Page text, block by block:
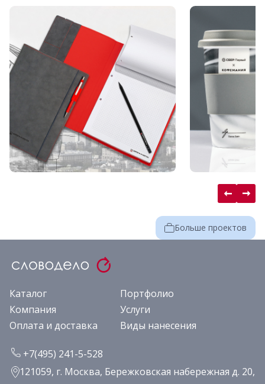
Больше проектов
Каталог
Портфолио
Компания
Услуги
Оплата и доставка
Виды нанесения
+7(495) 241-5-528
121059, г. Москва, Бережковская набережная д. 20,